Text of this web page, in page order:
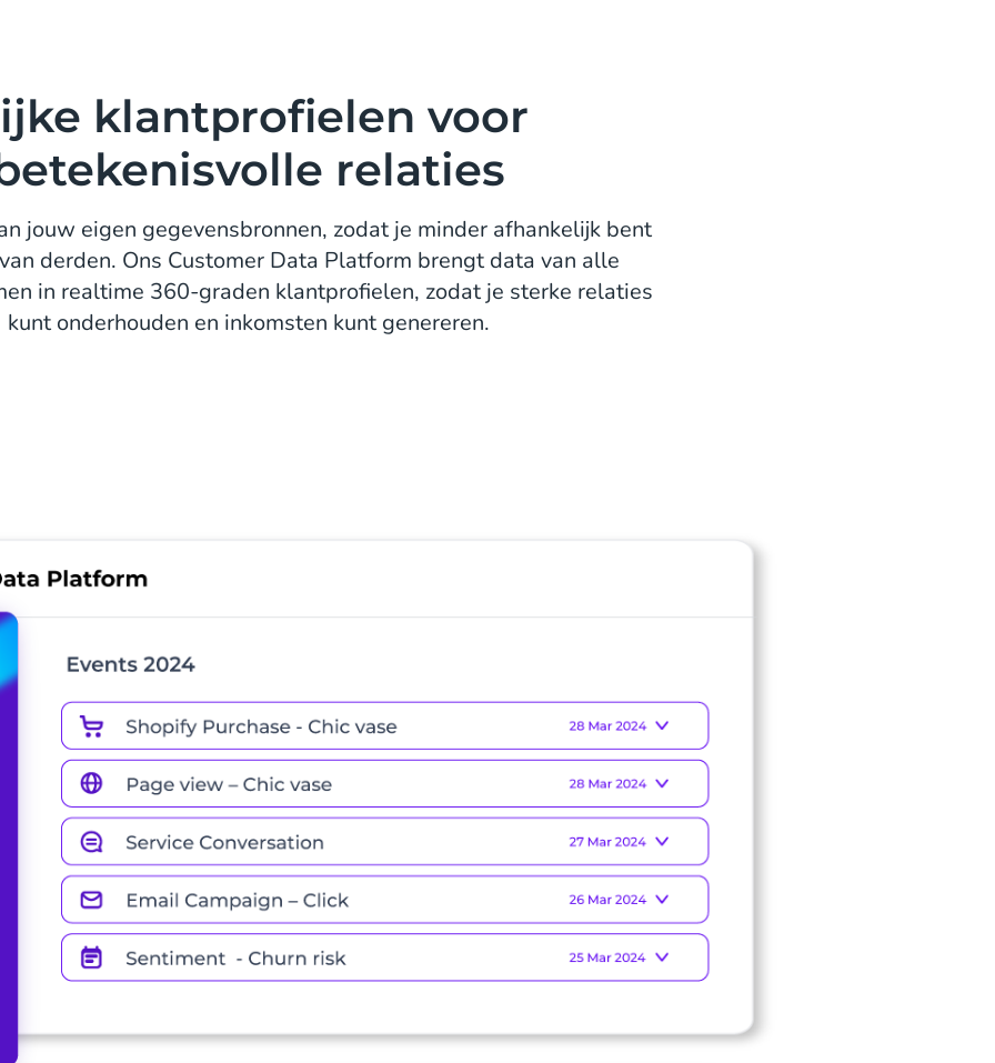
klantprofielen voor
relaties
jouw eigen gegevensbronnen, zodat je minder afhankelijk bent
derden. Ons Customer Data Platform brengt data van alle
in realtime 360-graden klantprofielen, zodat je sterke relaties
kunt onderhouden en inkomsten kunt genereren.